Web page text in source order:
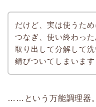
だけど、実は使うた
つなぎ、使い終わっ
取り出して分解して
錆びついてしまいます
……という万能調理器。